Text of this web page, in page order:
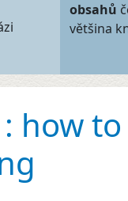
obsahů
většina
how